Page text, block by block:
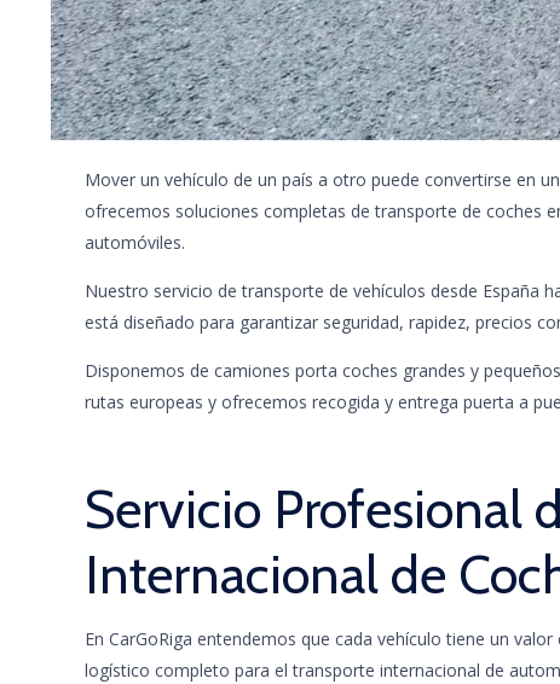
Mover un vehículo de un país a otro puede convertirse en
ofrecemos soluciones completas de transporte de coches
automóviles.
Nuestro servicio de transporte de vehículos desde España
está diseñado para garantizar seguridad, rapidez, precios
Disponemos de camiones porta coches grandes y
rutas europeas y ofrecemos recogida y entrega puerta a
Servicio Profesional
Internacional de
En CarGoRiga entendemos que cada vehículo tiene un
logístico completo para el transporte internacional de